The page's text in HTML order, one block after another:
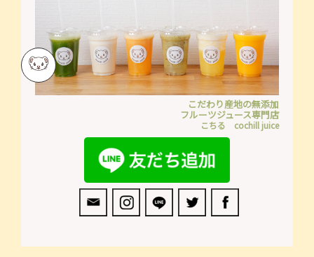
こだわり産地の無添加
フルーツジュース専門店
こちる cochill juice